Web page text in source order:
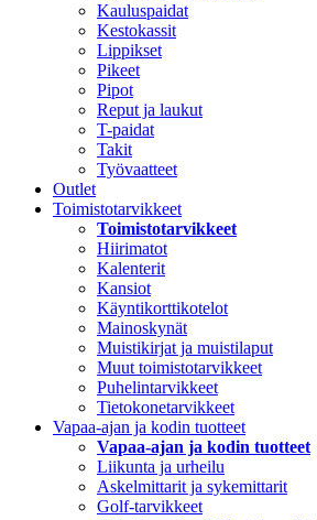
Kauluspaidat
Kestokassit
Lippikset
Pikeet
Pipot
Reput ja laukut
T-paidat
Takit
Työvaatteet
Outlet
Toimistotarvikkeet
Toimistotarvikkeet
Hiirimatot
Kalenterit
Kansiot
Käyntikorttikotelot
Mainoskynät
Muistikirjat ja muistilaput
Muut toimistotarvikkeet
Puhelintarvikkeet
Tietokonetarvikkeet
Vapaa-ajan ja kodin tuotteet
Vapaa-ajan ja kodin tuotteet
Liikunta ja urheilu
Askelmittarit ja sykemittarit
Golf-tarvikkeet